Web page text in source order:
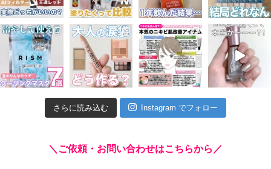
さらに読み込む Instagram でフォロー
＼ご依頼・お問い合わせはこちらから／